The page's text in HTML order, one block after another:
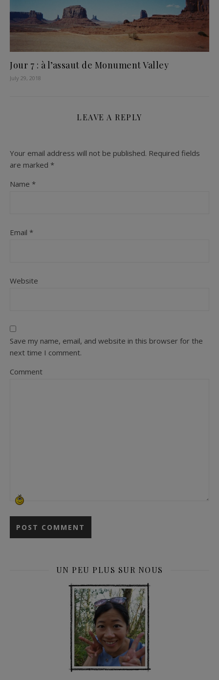
Jour 7 : à l’assaut de Monument Valley
July 29, 2018
LEAVE A REPLY
Your email address will not be published. Required fields
are marked *
Name *
Email *
Website
Save my name, email, and website in this browser for the
next time I comment.
Comment
UN PEU PLUS SUR NOUS